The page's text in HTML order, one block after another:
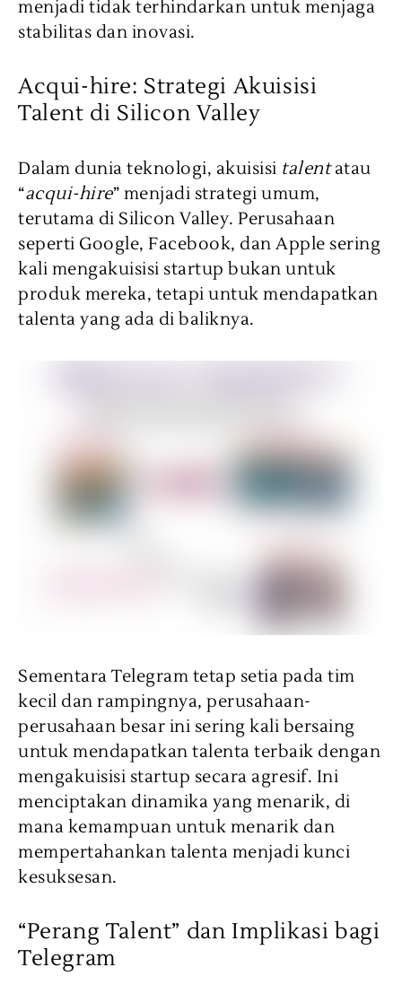
menjadi tidak terhindarkan untuk menjaga
stabilitas dan inovasi.
Acqui-hire: Strategi Akuisisi
Talent di Silicon Valley
Dalam dunia teknologi, akuisisi talentatau
“acqui-hire” menjadi strategi umum,
terutama di Silicon Valley. Perusahaan
seperti Google, Facebook, dan Apple sering
kali mengakuisisi startup bukan untuk
produk mereka, tetapi untuk mendapatkan
talenta yang ada di baliknya.
Sementara Telegram tetap setia pada tim
kecil dan rampingnya, perusahaan-
perusahaan besar ini sering kali bersaing
untuk mendapatkan talenta terbaik dengan
mengakuisisi startup secara agresif. Ini
menciptakan dinamika yang menarik, di
mana kemampuan untuk menarik dan
mempertahankan talenta menjadi kunci
kesuksesan.
“Perang Talent” dan Implikasi bagi
Telegram